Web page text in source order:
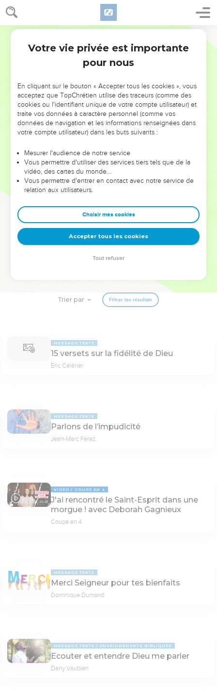
NE MANQUEZ PAS L’ÉVÉNEMENT
DE L’ANNÉE !
ET SI LEURS ERREURS POUVAIENT VOUS ÉVITER LES
VOTRES ?
leur foi ou leur vision. Mais on voit moins les doutes, les erreurs
et les saisons difficiles qu'ils ont traversés, alors même que ce
sont elles qui les ont façonnés.
Dans cette conférence, leaders, entrepreneurs, et responsables
clés pour avancer avec plus de sagesse afin que leurs erreurs
deviennent vos tremplins. Que vous guidiez un ministère, une
équipe, un groupe ou une famille, leur expérience est faite
pour vous.
Trier par Filtrer les résultats
MESSAGE TEXTE
15 versets sur la fidélité de Dieu
Éric Célérier
MESSAGE TEXTE
Parlons de l’impudicité
Jean-Marc Ferez
29:46
VIDÉO COUPÉ EN 4
J'ai rencontré le Saint-Esprit dans une
morgue ! avec Deborah Gagnieux
Coupé en 4
MESSAGE TEXTE
Merci Seigneur pour tes bienfaits
Dominique Dumond
MESSAGE TEXTE ENSEIGNEMENTS BIBLIQUES
Ecouter et entendre Dieu me parler
Dany Vaubien
Votre vie privée est importante
pour nous
En cliquant sur le bouton « Accepter tous les cookies », vous
acceptez que TopChrétien utilise des traceurs (comme des
cookies ou l'identifiant unique de votre compte utilisateur) et
traite vos données à caractère personnel (comme vos
données de navigation et les informations renseignées dans
votre compte utilisateur) dans les buts suivants :
Mesurer l'audience de notre service
Vous permettre d'utiliser des services tiers tels que de la
vidéo, des cartes du monde…
Vous permettre d'entrer en contact avec notre service de
relation aux utilisateurs.
Choisir mes cookies
Accepter tous les cookies
Tout refuser